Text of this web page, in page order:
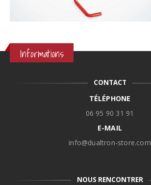
Informations
CONTACT
TÉLÉPHONE
06 95 90 31 91
E-MAIL
info@dualtron-store.com
NOUS RENCONTRER